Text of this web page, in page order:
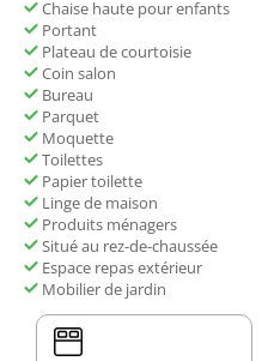
Chaise haute pour enfants
Portant
Plateau de courtoisie
Coin salon
Bureau
Parquet
Moquette
Toilettes
Papier toilette
Linge de maison
Produits ménagers
Situé au rez-de-chaussée
Espace repas extérieur
Mobilier de jardin